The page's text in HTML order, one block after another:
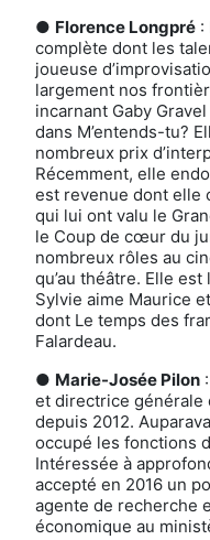
● Florence Longpré :
complète dont les
joueuse
largement nos
incarnant Gaby
dans M’entends-tu?
nombreux prix
Récemment, elle
est revenue dont elle
qui lui ont valu le
le Coup de cœur du
nombreux rôles au
qu’au théâtre. Elle
Sylvie aime Maurice
dont Le temps des
Falardeau.
● Marie-Josée Pilon
et directrice générale
depuis 2012.
occupé les fonctions
Intéressée à
accepté en 2016 un
agente de recherche
économique au